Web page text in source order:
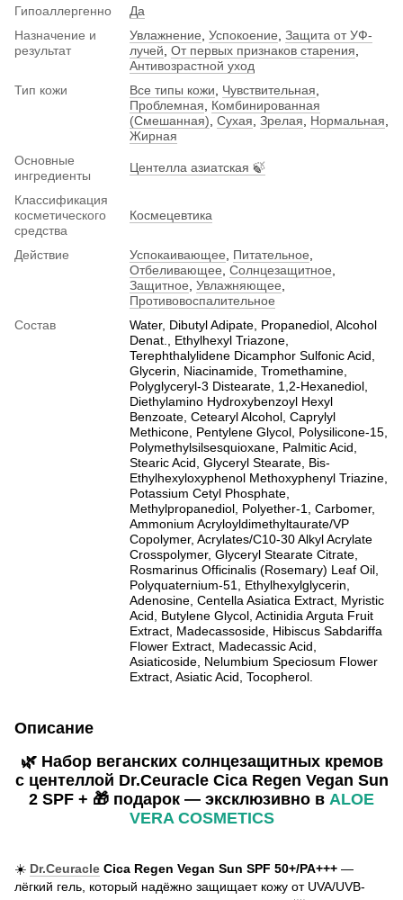
Гипоаллергенно
Да
Назначение и
результат
Увлажнение Успокоение Защита от УФ-
лучей От первых признаков старения
Антивозрастной уход
Тип кожи
Все типы кожи Чувствительная
Проблемная
Комбинированная
(Смешанная) Сухая Зрелая Нормальная
Жирная
Основные
ингредиенты
Центелла азиатская 🍃
Классификация
косметического
средства
Космецевтика
Действие Успокаивающее Питательное
Отбеливающее Солнцезащитное
Защитное Увлажняющее
Противовоспалительное
Состав
Water, Dibutyl Adipate, Propanediol, Alcohol
Denat., Ethylhexyl Triazone,
Terephthalylidene Dicamphor Sulfonic Acid,
Glycerin, Niacinamide, Tromethamine,
Polyglyceryl-3 Distearate, 1,2-Hexanediol,
Diethylamino Hydroxybenzoyl Hexyl
Benzoate, Cetearyl Alcohol, Caprylyl
Methicone, Pentylene Glycol, Polysilicone-15,
Polymethylsilsesquioxane, Palmitic Acid,
Stearic Acid, Glyceryl Stearate, Bis-
Ethylhexyloxyphenol Methoxyphenyl Triazine,
Potassium Cetyl Phosphate,
Methylpropanediol, Polyether-1, Carbomer,
Ammonium Acryloyldimethyltaurate/VP
Copolymer, Acrylates/C10-30 Alkyl Acrylate
Crosspolymer, Glyceryl Stearate Citrate,
Rosmarinus Officinalis (Rosemary) Leaf Oil,
Polyquaternium-51, Ethylhexylglycerin,
Adenosine, Centella Asiatica Extract, Myristic
Acid, Butylene Glycol, Actinidia Arguta Fruit
Extract, Madecassoside, Hibiscus Sabdariffa
Flower Extract, Madecassic Acid,
Asiaticoside, Nelumbium Speciosum Flower
Extract, Asiatic Acid, Tocopherol.
Описание
🌿 Набор веганских солнцезащитных кремов
с центеллой Dr.Ceuracle Cica Regen Vegan Sun
2 SPF + 🎁 подарок — эксклюзивно в ALOE
VERA COSMETICS
☀️ Dr.Ceuracle Cica Regen Vegan Sun SPF 50+/PA+++ —
лёгкий гель, который надёжно защищает кожу от UVA/UVB-